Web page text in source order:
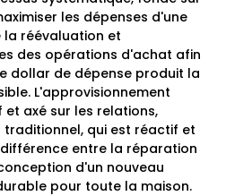
les dépenses d'une
la réévaluation et
des opérations d'achat afin
dollar de dépense produit la
L'approvisionnement
axé sur les relations,
qui est réactif et
entre la réparation
d'un nouveau
pour toute la maison.